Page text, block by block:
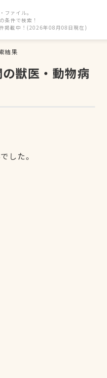
ファイル。
条件で検索！
掲載中！(2026年08月08日現在)
結果
獣医・動物病
した。